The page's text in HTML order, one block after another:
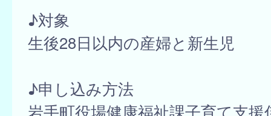
♪対象
生後28日以内の産婦と新生児
♪申し込み方法
岩手町役場健康福祉課子育て支援